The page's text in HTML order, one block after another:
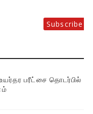
Subscribe
உயர்தர பரீட்சை தொடர்பில்